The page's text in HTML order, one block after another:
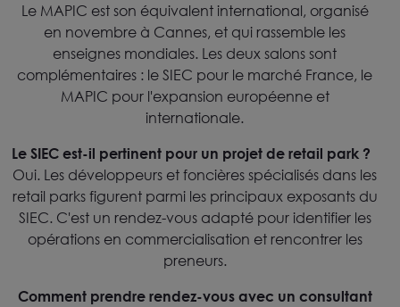
Le MAPIC est son équivalent international, organisé
en novembre à Cannes, et qui rassemble les
enseignes mondiales. Les deux salons sont
complémentaires : le SIEC pour le marché France, le
MAPIC pour l'expansion européenne et
internationale.
Le SIEC est-il pertinent pour un projet de retail park ?
Oui. Les développeurs et foncières spécialisés dans les
retail parks figurent parmi les principaux exposants du
SIEC. C'est un rendez-vous adapté pour identifier les
opérations en commercialisation et rencontrer les
preneurs.
Comment prendre rendez-vous avec un consultant